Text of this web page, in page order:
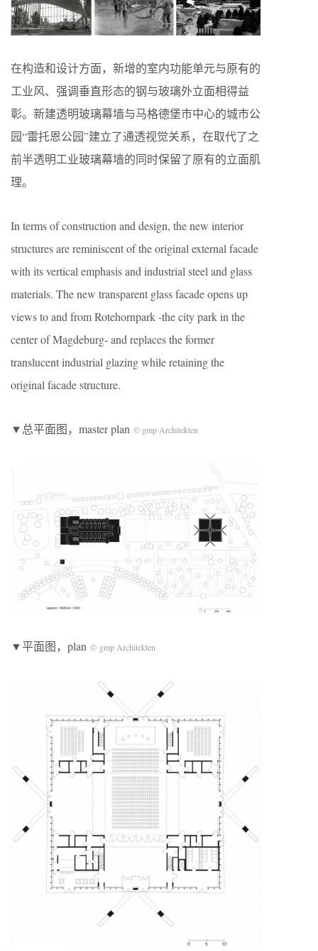
在构造和设计方面，新增的室内功能单元与原有的
工业风、强调垂直形态的钢与玻璃外立面相得益
彰。新建透明玻璃幕墙与马格德堡市中心的城市公
园“雷托恩公园”建立了通透视觉关系，在取代了之
前半透明工业玻璃幕墙的同时保留了原有的立面肌
理。
In terms of construction and design, the new interior
structures are reminiscent of the original external facade
with its vertical emphasis and industrial steel and glass
materials. The new transparent glass facade opens up
views to and from Rotehornpark -the city park in the
center of Magdeburg- and replaces the former
translucent industrial glazing while retaining the
original facade structure.
▼总平面图，master plan © gmp Architekten
▼平面图，plan © gmp Architekten